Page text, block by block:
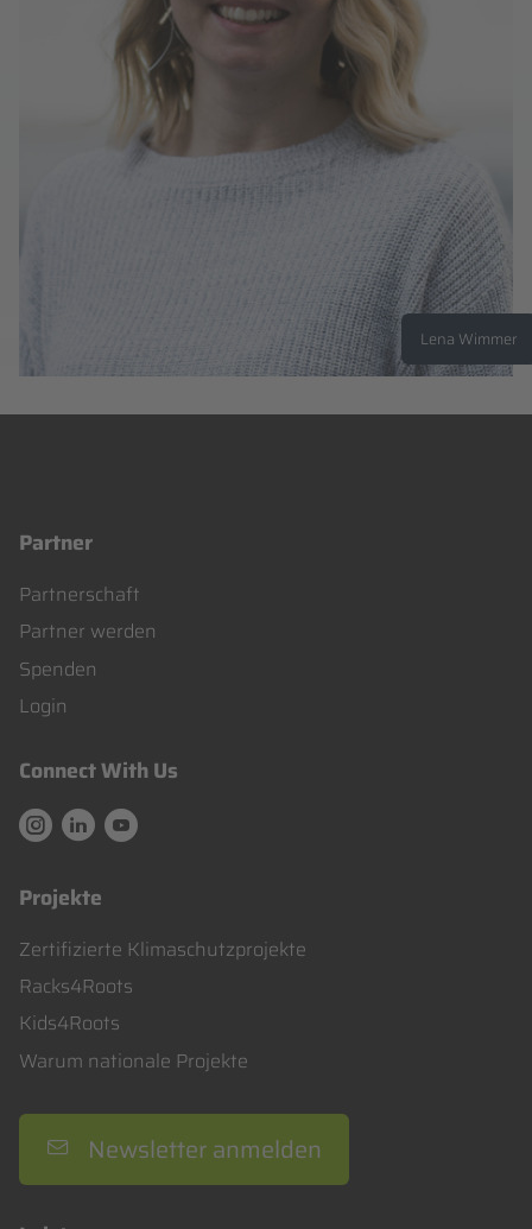
Lena Wimmer
Partner
Navigation
überspringen
Partnerschaft
Partner werden
Spenden
Login
Connect With Us
The Response : Instargram
The Response : Linkedin
The Response : Youtube
Projekte
Navigation
überspringen
Zertifizierte Klimaschutzprojekte
Racks4Roots
Kids4Roots
Warum nationale Projekte
Newsletter anmelden